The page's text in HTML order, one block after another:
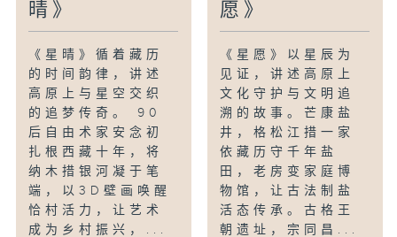
晴》
《星晴》循着藏历
的时间韵律，讲述
高原上与星空交织
的追梦传奇。 90
后自由术家安念初
扎根西藏十年，将
纳木措银河凝于笔
端，以3D壁画唤醒
恰村活力，让艺术
成为乡村振兴，...
愿》
《星愿》以星辰为
见证，讲述高原上
文化守护与文明追
溯的故事。芒康盐
井，格松江措一家
依藏历守千年盐
田，老房变家庭博
物馆，让古法制盐
活态传承。古格王
朝遗址，宗同昌...